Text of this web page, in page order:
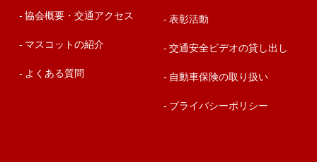
協会概要・交通アクセス
マスコットの紹介
よくある質問
表彰活動
交通安全ビデオの貸し出し
自動車保険の取り扱い
プライバシーポリシー